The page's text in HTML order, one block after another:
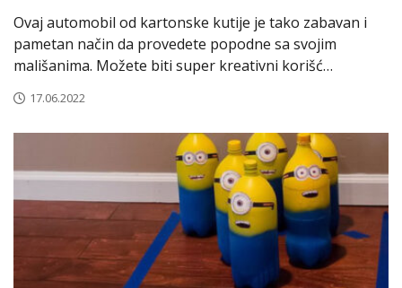
Ovaj automobil od kartonske kutije je tako zabavan i
pametan način da provedete popodne sa svojim
mališanima. Možete biti super kreativni korišć…
17.06.2022